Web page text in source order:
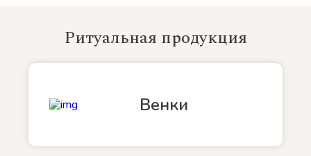
Ритуальная продукция
Венки